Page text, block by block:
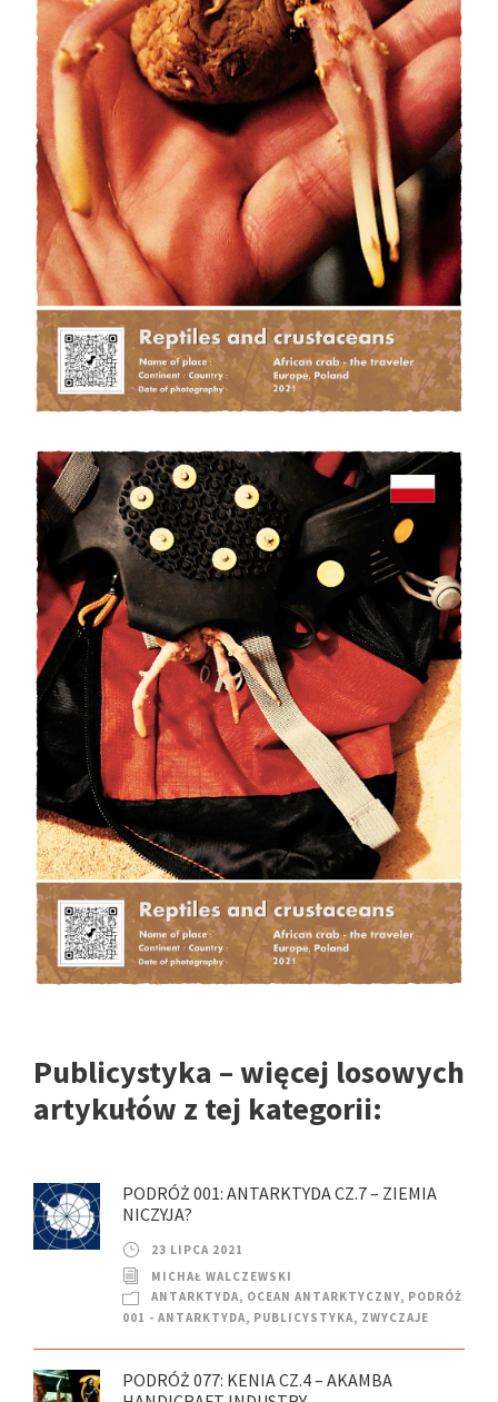
Publicystyka – więcej losowych
artykułów z tej kategorii:
PODRÓŻ 001: ANTARKTYDA CZ.7 – ZIEMIA
NICZYJA?
23 LIPCA 2021
MICHAŁ WALCZEWSKI
ANTARKTYDA, OCEAN ANTARKTYCZNY, PODRÓŻ
001 - ANTARKTYDA, PUBLICYSTYKA, ZWYCZAJE
PODRÓŻ 077: KENIA CZ.4 – AKAMBA